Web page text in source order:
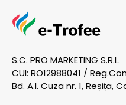
S.C. PRO MARKETING S.R.L.
CUI: RO12988041 /
Bd. A.I. Cuza nr. 1, Reșița,